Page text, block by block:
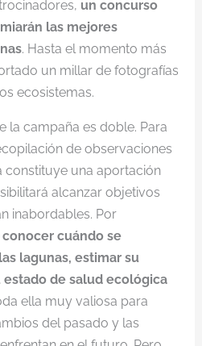
un concurso
las mejores
. Hasta el momento más
un millar de fotografías
ecosistemas.
la campaña es doble. Para
de observaciones
constituye una aportación
alcanzar objetivos
inabordables. Por
cuándo se
lagunas, estimar su
de salud ecológica
ella muy valiosa para
del pasado y las